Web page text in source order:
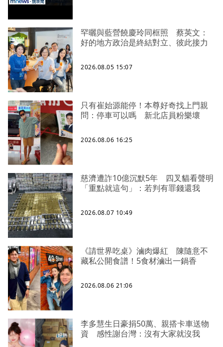
罕曬與藍營饒慶玲同框照 蔡英文：
好的地方政治是終結對立、彼此接力
2026.08.05 15:07
只有崔始源能停！本尊好奇找上門親
問：停車可以嗎 新北店員粉樂壞
2026.08.06 16:25
慈濟遭詐10億沉默5年 四叉貓看聲明
「重點就這句」：若判有罪錢還我
2026.08.07 10:49
《請世界吃桌》滷肉爆紅 陳隨意不
藏私公開食譜！5食材滷出一鍋香
2026.08.06 21:06
李多慧生日豪捐50萬、親搭卡車送物
資 感性謝台灣：沒有大家就沒我